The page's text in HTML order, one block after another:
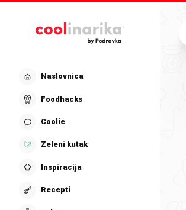
Naslovnica
Foodhacks
Coolie
Zeleni kutak
Inspiracija
Recepti